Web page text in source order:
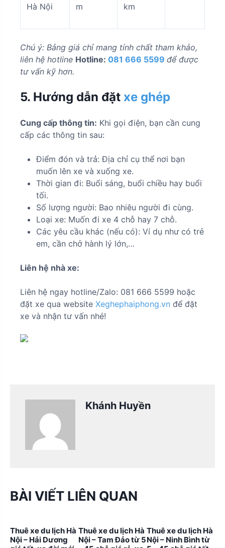
Hà Nội m km
Chú ý: Bảng giá chỉ mang tính chất tham khảo,
liên hệ hotline Hotline: 081 666 5599 để được
tư vấn kỹ hơn.
5. Hướng dẫn đặt xe ghép
Cung cấp thông tin: Khi gọi điện, bạn cần cung
cấp các thông tin sau:
Điểm đón và trả: Địa chỉ cụ thể nơi bạn
muốn lên xe và xuống xe.
Thời gian đi: Buổi sáng, buổi chiều hay buổi
tối.
Số lượng người: Bao nhiêu người đi cùng.
Loại xe: Muốn đi xe 4 chỗ hay 7 chỗ.
Các yêu cầu khác (nếu có): Ví dụ như có trẻ
em, cần chở hành lý lớn,…
Liên hệ nhà xe:
Liên hệ ngay hotline/Zalo: 081 666 5599 hoặc
đặt xe qua website Xeghephaiphong.vn để đặt
xe và nhận tư vấn nhé!
Khánh Huyền
BÀI VIẾT LIÊN QUAN
Thuê xe du lịch Hà
Nội – Hải Dương
Thuê xe du lịch Hà
Nội – Tam Đảo từ 5
Thuê xe du lịch Hà
Nội – Ninh Bình từ